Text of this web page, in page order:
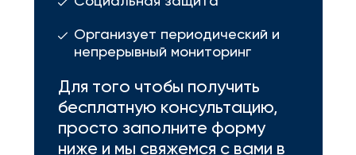
Организует периодический и
непрерывный мониторинг
Для того чтобы получить
бесплатную консультацию,
просто заполните форму
ниже и мы свяжемся с вами в